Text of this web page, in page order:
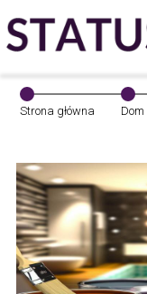
Strona główna Dom